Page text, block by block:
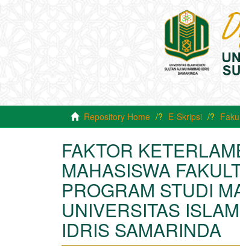
Repository Home E-Skripsi
FAKTOR
MAHASISWA
PROGRAM STUDI
UNIVERSITAS
IDRIS SAMARINDA